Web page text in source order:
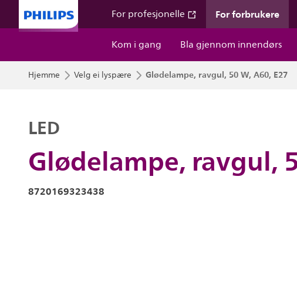
For profesjonelle For forbrukere
Kom i gang
Bla gjennom innendørs
Hjemme Velg ei lyspære Glødelampe, ravgul, 50 W, A60, E27
Glødelampe, ravgul,
LED
8720169323438